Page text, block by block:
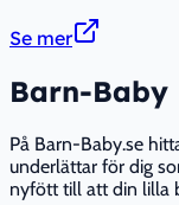
Se mer
Barn-Baby
På Barn-Baby.se
underlättar för dig
nyfött till att din lilla